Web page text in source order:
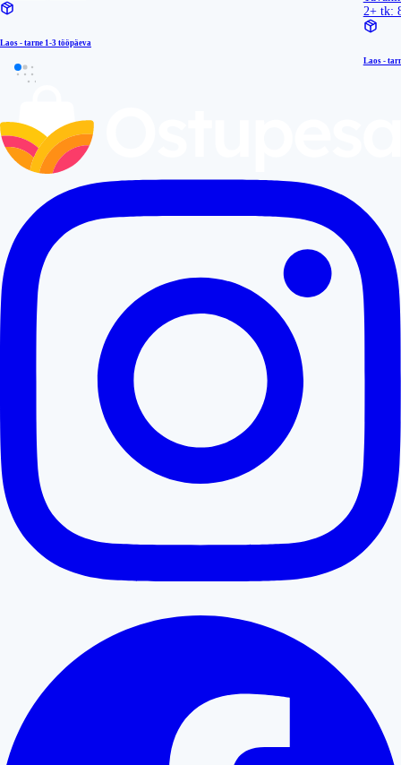
Laos - tarne 1-3 tööpäeva
2+ tk:
Laos -